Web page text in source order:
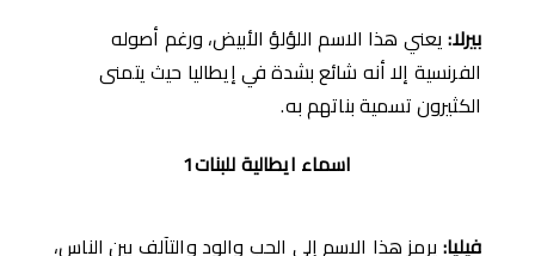
بيرلا:يعني هذا الاسم اللؤلؤ الأبيض، ورغم أصوله
الفرنسية إلا أنه شائع بشدة في إيطاليا حيث يتمنى
الكثيرون تسمية بناتهم به.
اسماء ايطالية للبنات1
فيليا:يرمز هذا الاسم إلى الحب والود والتآلف بين الناس،